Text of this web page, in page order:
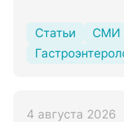
Статьи
СМИ
4 августа 2026